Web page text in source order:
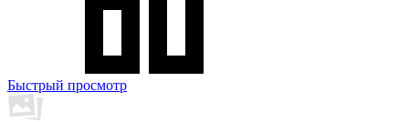
Быстрый просмотр